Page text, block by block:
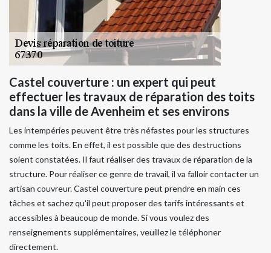
Castel couverture : un expert qui peut
effectuer les travaux de réparation des toits
dans la ville de Avenheim et ses environs
Les intempéries peuvent être très néfastes pour les structures
comme les toits. En effet, il est possible que des destructions
soient constatées. Il faut réaliser des travaux de réparation de la
structure. Pour réaliser ce genre de travail, il va falloir contacter un
artisan couvreur. Castel couverture peut prendre en main ces
tâches et sachez qu'il peut proposer des tarifs intéressants et
accessibles à beaucoup de monde. Si vous voulez des
renseignements supplémentaires, veuillez le téléphoner
directement.